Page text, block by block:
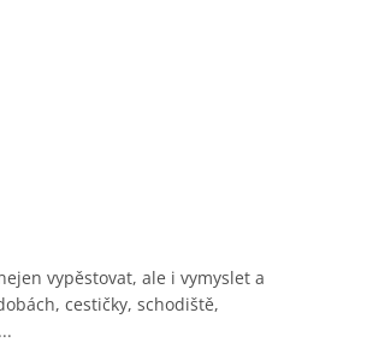
vypěstovat, ale i vymyslet a
cestičky, schodiště,